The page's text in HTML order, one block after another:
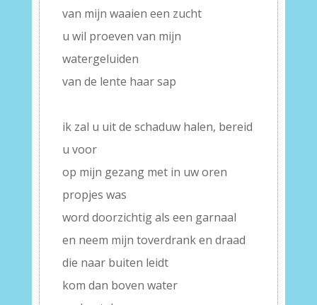
van mijn waaien een zucht
u wil proeven van mijn
watergeluiden
van de lente haar sap
ik zal u uit de schaduw halen, bereid
u voor
op mijn gezang met in uw oren
propjes was
word doorzichtig als een garnaal
en neem mijn toverdrank en draad
die naar buiten leidt
kom dan boven water